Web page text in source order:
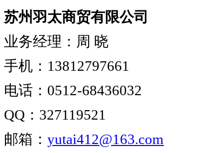
苏州羽太商贸有限公司
业务经理：周 晓
手机：13812797661
电话：0512-68436032
QQ：327119521
邮箱： yutai412@163.com